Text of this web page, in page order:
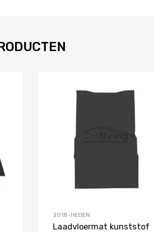
Toevoegen aan Favorieten
2018-HEDEN
Laadvloermat kunststof